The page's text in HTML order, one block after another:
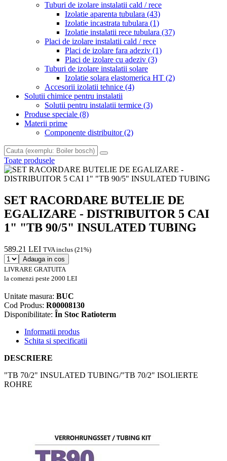
Tuburi de izolare instalatii cald / rece
Izolatie aparenta tubulara (43)
Izolatie incastrata tubulara (1)
Izolatie instalatii rece tubulara (37)
Placi de izolare instalatii cald / rece
Placi de izolare fara adeziv (1)
Placi de izolare cu adeziv (3)
Tuburi de izolare instalatii solare
Izolatie solara elastomerica HT (2)
Accesorii izolatii tehnice (4)
Solutii chimice pentru instalatii
Solutii pentru instalatii termice (3)
Produse speciale (8)
Materii prime
Componente distribuitor(2)
Toate produsele
SET RACORDARE BUTELIE DE
EGALIZARE - DISTRIBUITOR 5 CAI
1" "TB 90/5" INSULATED TUBING
589.21 LEI TVA inclus (21%)
Adauga in cos
LIVRARE GRATUITA
la comenzi peste 2000 LEI
Unitate masura: BUC
Cod Produs: R00008130
Disponibilitate: În Stoc Ratioterm
Informatii produs
Schita si specificatii
DESCRIERE
"TB 70/2" INSULATED TUBING/"TB 70/2" ISOLIERTE
ROHRE